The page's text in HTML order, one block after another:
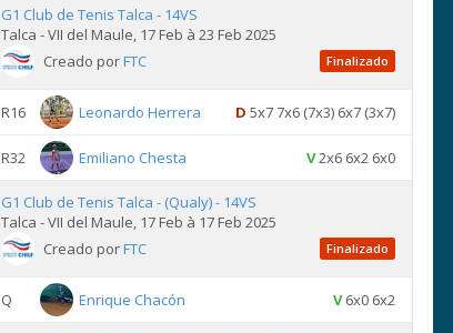
G1 Club de Tenis Talca - 14VS
Talca - VII del Maule, 17 Feb à 23 Feb 2025
Creado porFTC Finalizado
R16 Leonardo Herrera D 5x7 7x6 (7x3) 6x7 (3x7)
R32 Emiliano Chesta V2x6 6x2 6x0
G1 Club de Tenis Talca - (Qualy) - 14VS
Talca - VII del Maule, 17 Feb à 17 Feb 2025
Creado porFTC Finalizado
Q Enrique Chacón V6x0 6x2